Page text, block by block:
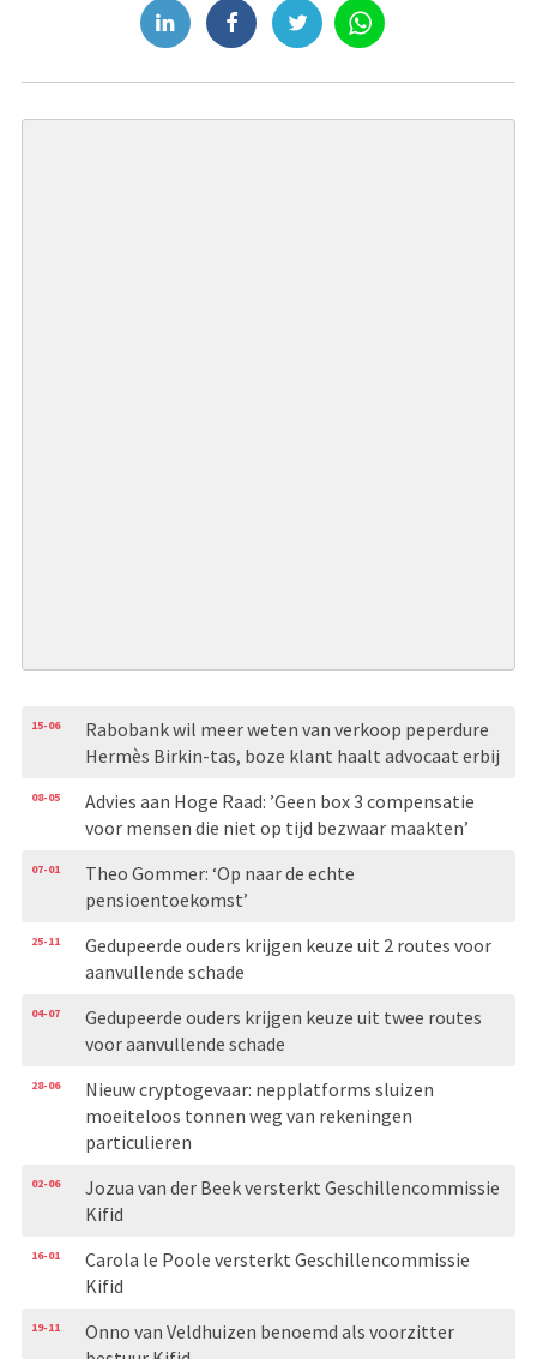
15-06
Rabobank wil meer weten van verkoop peperdure
Hermès Birkin-tas, boze klant haalt advocaat erbij
08-05
Advies aan Hoge Raad: ’Geen box 3 compensatie
voor mensen die niet op tijd bezwaar maakten’
07-01
Theo Gommer: ‘Op naar de echte
pensioentoekomst’
25-11
Gedupeerde ouders krijgen keuze uit 2 routes voor
aanvullende schade
04-07
Gedupeerde ouders krijgen keuze uit twee routes
voor aanvullende schade
28-06
Nieuw cryptogevaar: nepplatforms sluizen
moeiteloos tonnen weg van rekeningen
particulieren
02-06
Jozua van der Beek versterkt Geschillencommissie
Kifid
16-01
Carola le Poole versterkt Geschillencommissie
Kifid
19-11
Onno van Veldhuizen benoemd als voorzitter